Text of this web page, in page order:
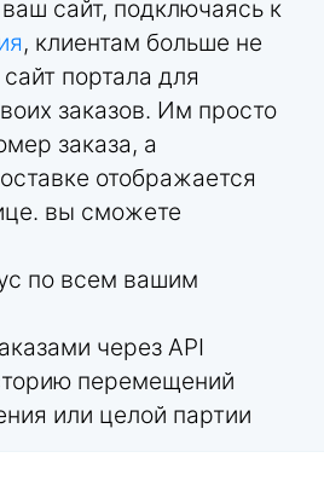
сайт, подключаясь к
, клиентам больше не
портала для
заказов. Им просто
заказа, а
отображается
вы сможете
по всем вашим
через API
перемещений
или целой партии